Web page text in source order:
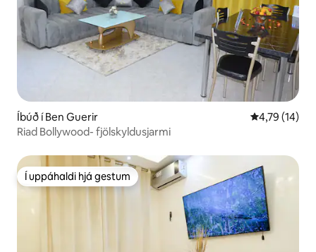
Íbúð í Ben Guerir 4,79 af 5 í
4,79 (14)
Riad Bollywood- fjölskyldusjarmi
Í uppáhaldi hjá gestum
Í uppáhaldi hjá gestum